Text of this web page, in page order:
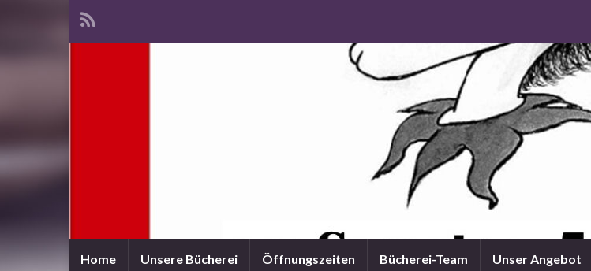
Home Unsere Bücherei Öffnungszeiten Bücherei-Team Unser Angebot